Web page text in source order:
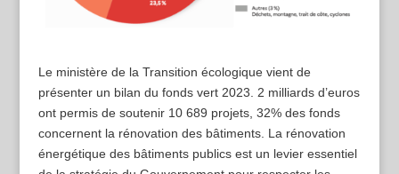
Le ministère de la Transition écologique vient de
présenter un bilan du fonds vert 2023. 2 milliards d’euros
ont permis de soutenir 10 689 projets, 32% des fonds
concernent la rénovation des bâtiments. La rénovation
énergétique des bâtiments publics est un levier essentiel